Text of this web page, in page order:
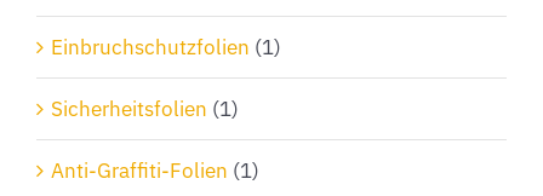
Einbruchschutzfolien (1)
Sicherheitsfolien (1)
Anti-Graffiti-Folien (1)